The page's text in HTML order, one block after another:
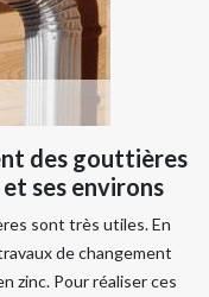
des gouttières
ses environs
sont très utiles. En
de changement
zinc. Pour réaliser ces